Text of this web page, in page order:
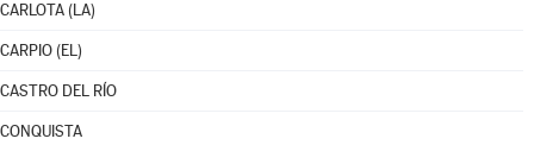
CARLOTA (LA)
CARPIO (EL)
CASTRO DEL RÍO
CONQUISTA